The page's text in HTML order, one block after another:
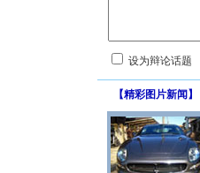
设为辩论话题
【精彩图片新闻 】